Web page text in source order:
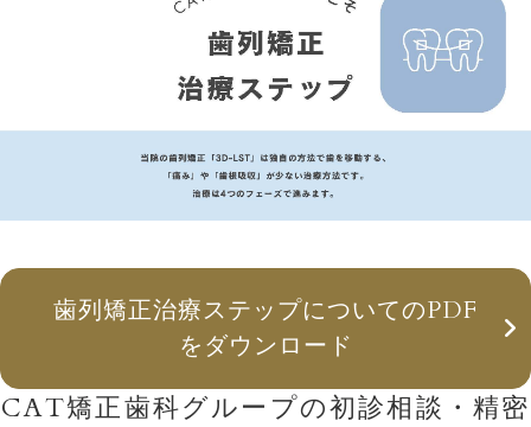
歯列矯正治療ステップについてのPDF
をダウンロード
CAT矯正歯科グループの初診相談・精密